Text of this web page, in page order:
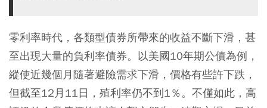
零利率時代，各類型債券所帶來的收益不斷下滑，甚
至出現大量的負利率債券。以美國10年期公債為例，
縱使近幾個月隨著避險需求下滑，價格有些許下跌，
但截至12月11日，殖利率仍不到1％。不僅如此，高